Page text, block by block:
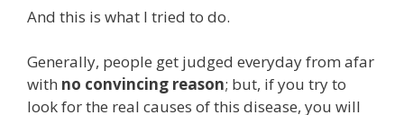
And this is what I tried to do.
Generally, people get judged everyday from afar
with no convincing reason; but, if you try to
look for the real causes of this disease, you will